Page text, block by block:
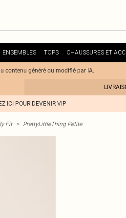
ENSEMBLES TOPS CHAUSSURES ET
contenu généré ou modifié par IA.
ICI POUR DEVENIR VIP
Fit > PrettyLittleThing Petite